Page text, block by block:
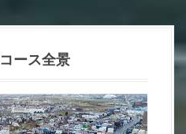
ース全景